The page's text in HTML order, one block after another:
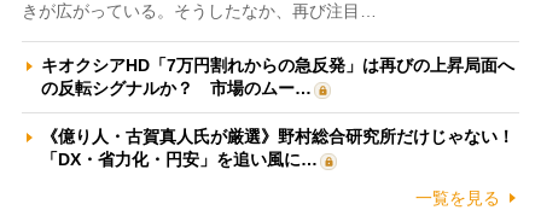
きが広がっている。そうしたなか、再び注目…
キオクシアHD「7万円割れからの急反発」は再びの上昇局面へ
の反転シグナルか？ 市場のムー…
《億り人・古賀真人氏が厳選》野村総合研究所だけじゃない！
「DX・省力化・円安」を追い風に…
一覧を見る